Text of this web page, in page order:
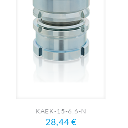
KAEK-15-6,6-N
28,44 €